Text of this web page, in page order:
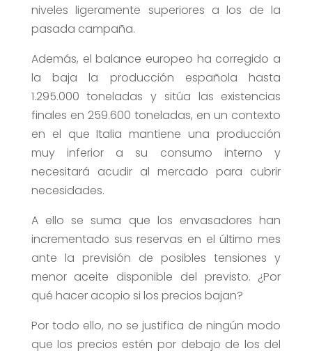
niveles ligeramente superiores a los de la
pasada campaña.
Además, el balance europeo ha corregido a
la baja la producción española hasta
1.295.000 toneladas y sitúa las existencias
finales en 259.600 toneladas, en un contexto
en el que Italia mantiene una producción
muy inferior a su consumo interno y
necesitará acudir al mercado para cubrir
necesidades.
A ello se suma que los envasadores han
incrementado sus reservas en el último mes
ante la previsión de posibles tensiones y
menor aceite disponible del previsto. ¿Por
qué hacer acopio si los precios bajan?
Por todo ello, no se justifica de ningún modo
que los precios estén por debajo de los del